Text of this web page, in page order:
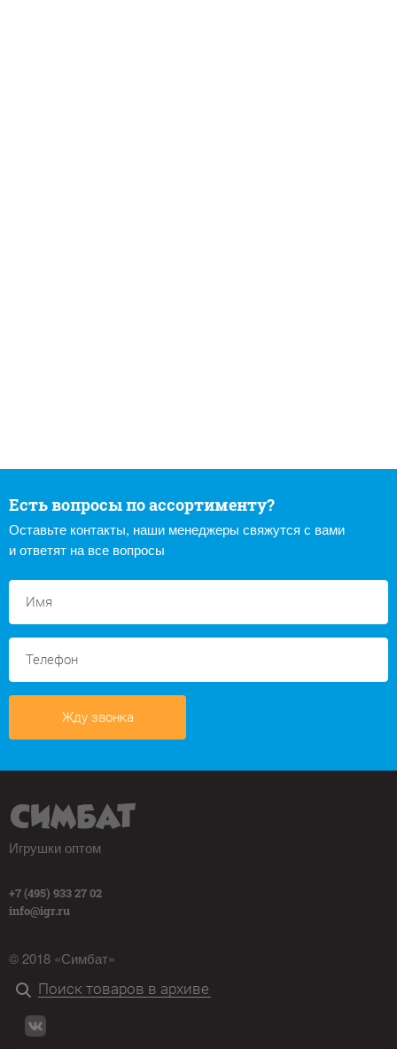
Есть вопросы по ассортименту?
Оставьте контакты, наши менеджеры свяжутся с вами
и ответят на все вопросы
Жду звонка
Игрушки оптом
+7 (495) 933 27 02
info@igr.ru
© 2018 «Симбат»